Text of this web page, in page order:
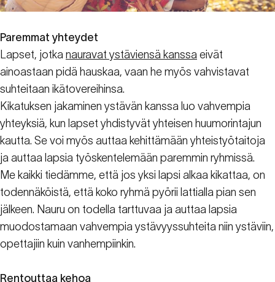
Paremmat yhteydet
Lapset, jotka nauravat ystäviensä kanssa eivät
ainoastaan pidä hauskaa, vaan he myös vahvistavat
suhteitaan ikätovereihinsa.
Kikatuksen jakaminen ystävän kanssa luo vahvempia
yhteyksiä, kun lapset yhdistyvät yhteisen huumorintajun
kautta. Se voi myös auttaa kehittämään yhteistyötaitoja
ja auttaa lapsia työskentelemään paremmin ryhmissä.
Me kaikki tiedämme, että jos yksi lapsi alkaa kikattaa, on
todennäköistä, että koko ryhmä pyörii lattialla pian sen
jälkeen. Nauru on todella tarttuvaa ja auttaa lapsia
muodostamaan vahvempia ystävyyssuhteita niin ystäviin,
opettajiin kuin vanhempiinkin.
Rentouttaa kehoa